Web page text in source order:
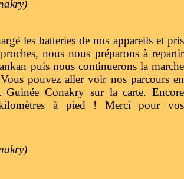
les batteries de nos appareils et pris
nous nous préparons à repartir
puis nous continuerons la marche
pouvez aller voir nos parcours en
Guinée Conakry sur la carte. Encore
à pied ! Merci pour vos